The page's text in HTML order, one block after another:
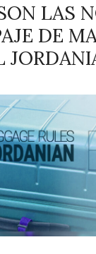
LAS
DE